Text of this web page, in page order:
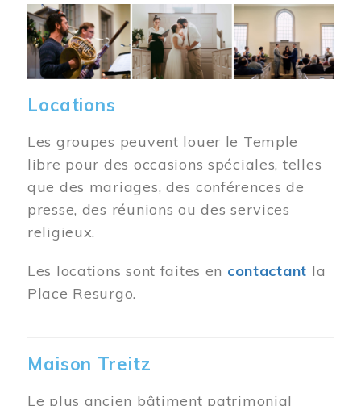
Image
Locations
Les groupes peuvent louer le Temple
libre pour des occasions spéciales, telles
que des mariages, des conférences de
presse, des réunions ou des services
religieux.
Les locations sont faites en contactant la
Place Resurgo.
Maison Treitz
Le plus ancien bâtiment patrimonial